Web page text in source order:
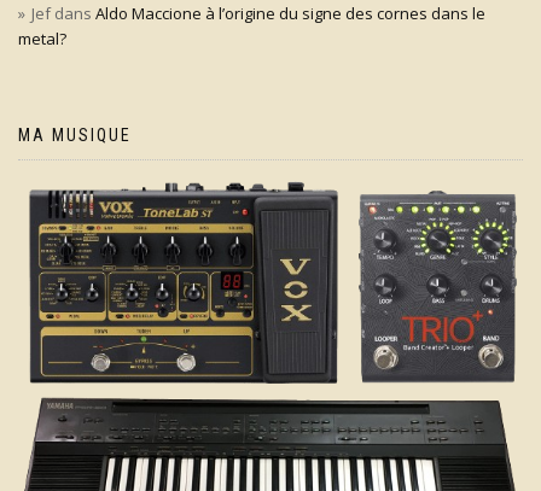
Jefdans Aldo Maccione à l’origine du signe des cornes dans le
metal?
MA MUSIQUE